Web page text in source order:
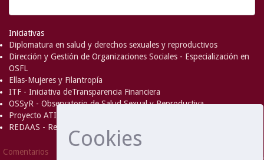
Cookies
Iniciativas
Diplomatura en salud y derechos sexuales y reproductivos
Dirección y Gestión de Organizaciones Sociales - Especialización en
OSFL
Ellas-Mujeres y Filantropía
ITF - Iniciativa deTransparencia Financiera
OSSyR - Observatorio de Salud Sexual y Reproductiva
Proyecto ATICA
REDAAS - Red de Acceso al Aborto Seguro
Comentarios DSpace Software